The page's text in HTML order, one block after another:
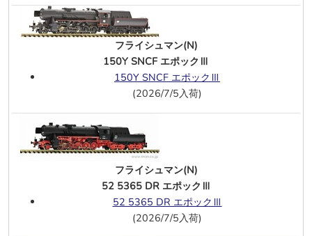
6660172 SKW Piesteritz ホッパー車 3
両 DBAG
182 573-6 MAV-START エポックⅥ
DCC・サウンド
193 934-7 NS エポックⅥ DCC・サウ
ンド
IC2000 ダブルデッカー 2等制御車
SBB エポックⅤ－Ⅵ
DC913 ミュンスターランド 4両 エポッ
クⅣ
KATO(N)
GG1 Conrail Bicentennial #4800
フライシュマン(N)
150Y SNCF エポックⅢ
150Y SNCF エポックⅢ
(2026/7/5入荷)
フライシュマン(N)
52 5365 DR エポックⅢ
52 5365 DR エポックⅢ
(2026/7/5入荷)